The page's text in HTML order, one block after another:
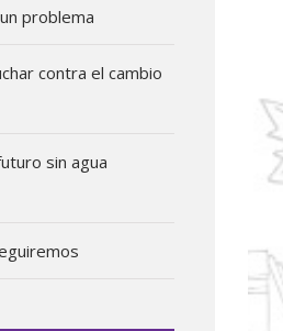
problema
contra el cambio
sin agua